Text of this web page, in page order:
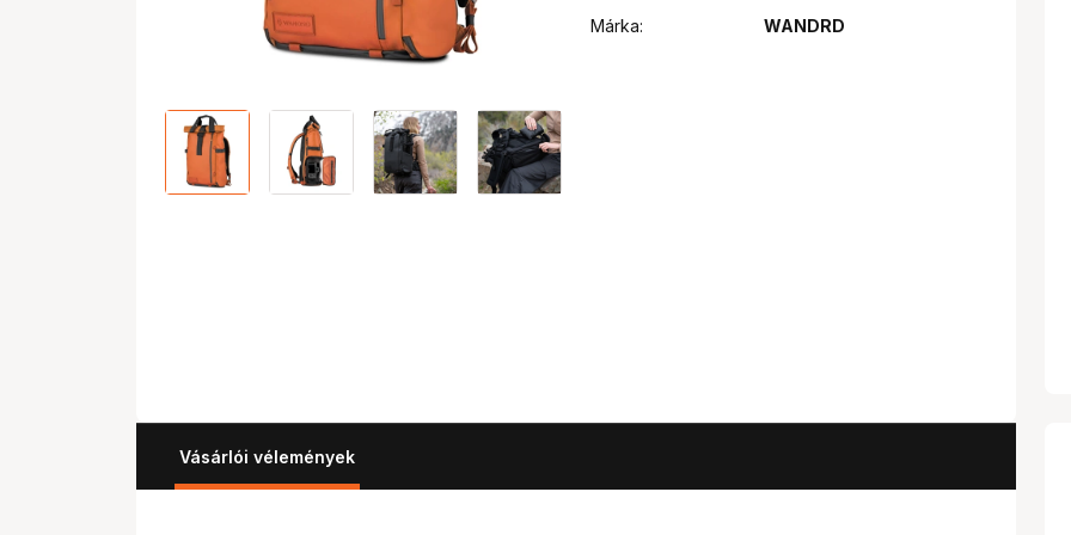
Márka:
WANDRD
Vásárlói vélemények